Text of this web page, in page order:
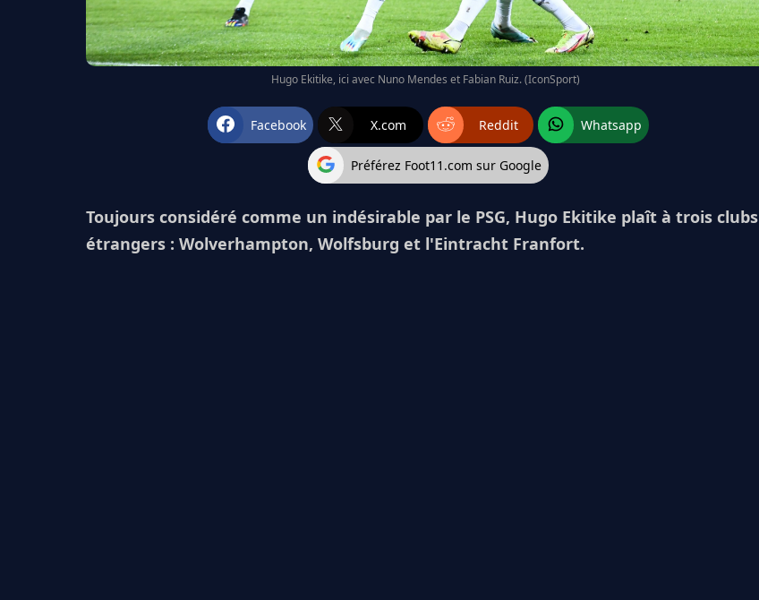
Hugo Ekitike, ici avec Nuno Mendes et Fabian Ruiz. (IconSport)
Facebook X.com Reddit Whatsapp
Préférez Foot11.com sur Google
Toujours considéré comme un indésirable par le PSG, Hugo Ekitike plaît à trois clubs
étrangers : Wolverhampton, Wolfsburg et l'Eintracht Franfort.